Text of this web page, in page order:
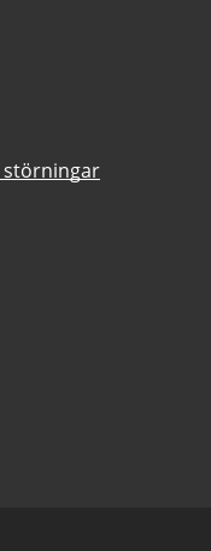
störningar